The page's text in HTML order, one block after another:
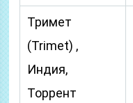
Тримет
(Trimet) ,
Индия,
Торрент